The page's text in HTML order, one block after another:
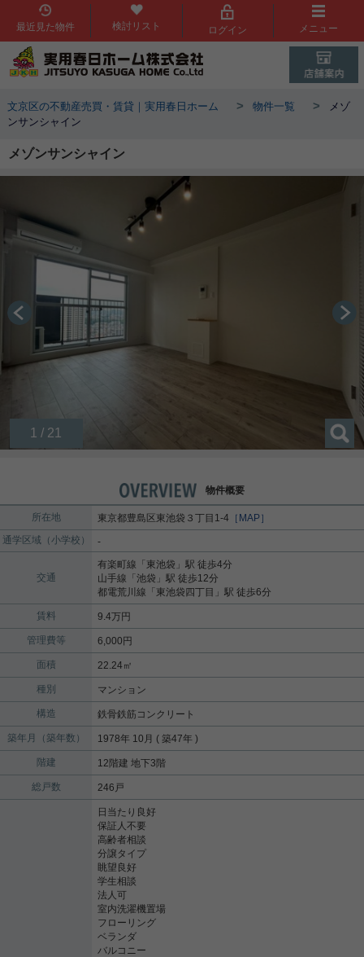
最近見た物件 検討リスト ログイン メニュー
文京区の不動産売買・賃貸｜実用春日ホーム > 物件一覧 >
メゾ
ンサンシャイン
メゾンサンシャイン
1 / 21
物件概要
所在地 東京都豊島区東池袋 ３丁目1-4 ［MAP］
通学区域（小学校）
-
交通
有楽町線 「東池袋 」駅 徒歩4分
山手線 「池袋 」駅 徒歩12分
都電荒川線 「東池袋四丁目 」駅 徒歩6分
賃料 9.4万円
管理費等 6,000円
面積 22.24㎡
種別 マンション
構造 鉄骨鉄筋コンクリート
築年月（築年数） 1978年 10月 ( 築47年 )
階建 12階建 地下3階
総戸数 246戸
日当たり良好
保証人不要
高齢者相談
分譲タイプ
眺望良好
学生相談
法人可
室内洗濯機置場
フローリング
ベランダ
バルコニー